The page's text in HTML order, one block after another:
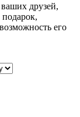
друзей,
его